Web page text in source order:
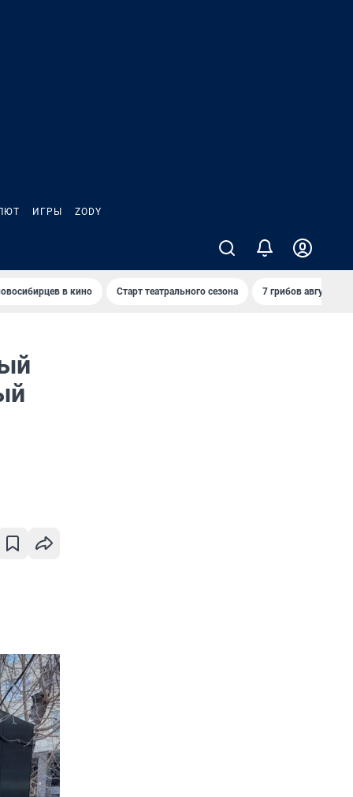
ИГРЫ ZODY
в кино Старт театрального сезона 7 грибов августа